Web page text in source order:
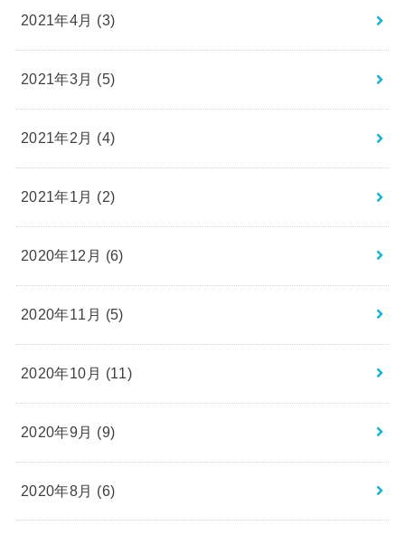
2021年4月 (3)
2021年3月 (5)
2021年2月 (4)
2021年1月 (2)
2020年12月 (6)
2020年11月 (5)
2020年10月 (11)
2020年9月 (9)
2020年8月 (6)